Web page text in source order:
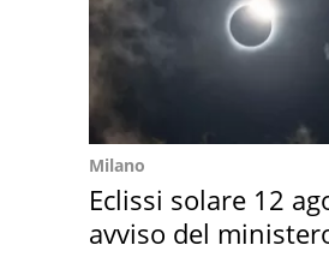
Milano
Eclissi solare 12
avviso del